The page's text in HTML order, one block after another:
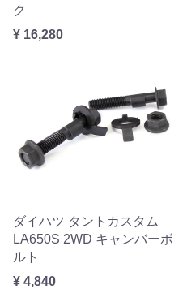
ク
¥ 16,280
ダイハツ タントカスタム
LA650S 2WD キャンバーボ
ルト
¥ 4,840